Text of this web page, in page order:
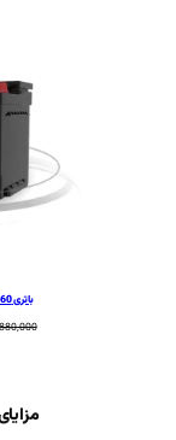
باتری 60 آمپر کیان پاور پریمیوم پلاس